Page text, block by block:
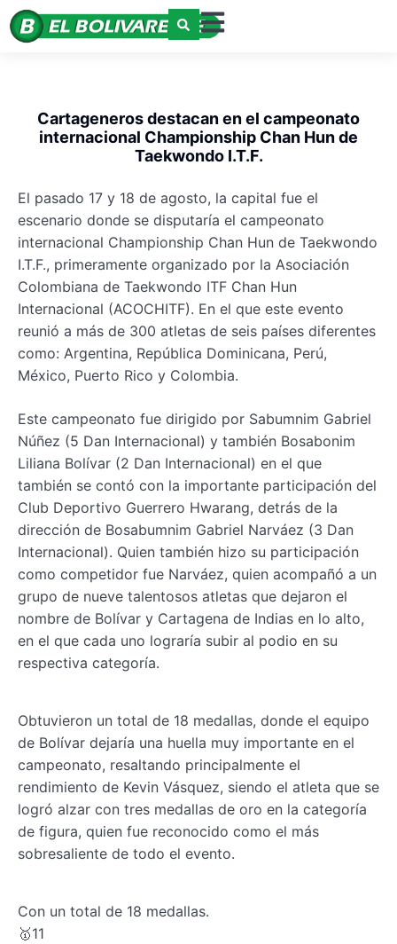
Cartageneros destacan en el campeonato
internacional Championship Chan Hun de
Taekwondo I.T.F.
El pasado 17 y 18 de agosto, la capital fue el
escenario donde se disputaría el campeonato
internacional Championship Chan Hun de Taekwondo
I.T.F., primeramente organizado por la Asociación
Colombiana de Taekwondo ITF Chan Hun
Internacional (ACOCHITF). En el que este evento
reunió a más de 300 atletas de seis países diferentes
como: Argentina, República Dominicana, Perú,
México, Puerto Rico y Colombia.
Este campeonato fue dirigido por Sabumnim Gabriel
Núñez (5 Dan Internacional) y también Bosabonim
Liliana Bolívar (2 Dan Internacional) en el que
también se contó con la importante participación del
Club Deportivo Guerrero Hwarang, detrás de la
dirección de Bosabumnim Gabriel Narváez (3 Dan
Internacional). Quien también hizo su participación
como competidor fue Narváez, quien acompañó a un
grupo de nueve talentosos atletas que dejaron el
nombre de Bolívar y Cartagena de Indias en lo alto,
en el que cada uno lograría subir al podio en su
respectiva categoría.
Obtuvieron un total de 18 medallas, donde el equipo
de Bolívar dejaría una huella muy importante en el
campeonato, resaltando principalmente el
rendimiento de Kevin Vásquez, siendo el atleta que se
logró alzar con tres medallas de oro en la categoría
de figura, quien fue reconocido como el más
sobresaliente de todo el evento.
Con un total de 18 medallas.
🥇11